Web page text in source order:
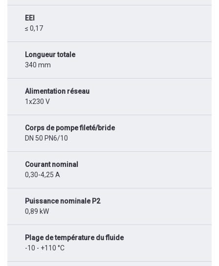
EEI
≤ 0,17
Longueur totale
340 mm
Alimentation réseau
1x230 V
Corps de pompe fileté/bride
DN 50 PN6/10
Courant nominal
0,30-4,25 A
Puissance nominale P2
0,89 kW
Plage de température du fluide
-10 - +110 °C